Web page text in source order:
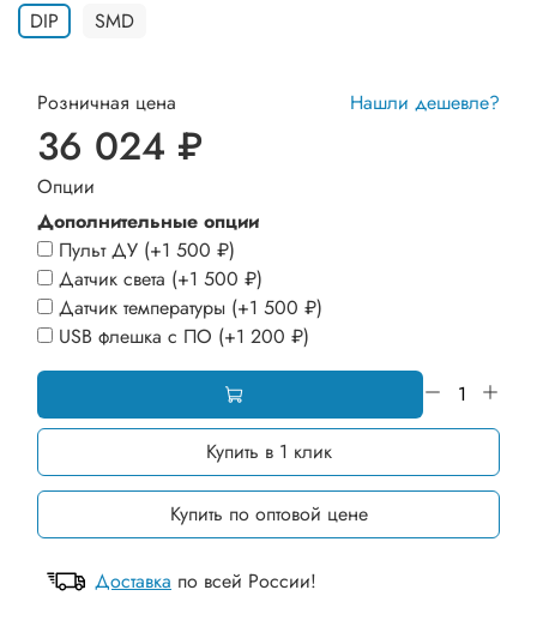
DIP SMD
Розничная цена Нашли дешевле?
36 024 ₽
Опции
Дополнительные опции
Пульт ДУ (+1 500 ₽)
Датчик света (+1 500 ₽)
Датчик температуры (+1 500 ₽)
USB флешка с ПО (+1 200 ₽)
Купить в 1 клик
Купить по оптовой цене
Доставка по всей России!